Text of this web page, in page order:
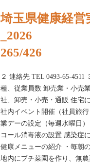
埼玉県健康経営
_2026
265/426
２ 連絡先 TEL 0493-65-4511
種、従業員数 卸売業・小売
社、卸売・小売・通販 住宅
社内イベント開催（社員旅
業デーの設定（毎週水曜日
コール消毒液の設置 感染症
健康メニューの紹介 ・毎朝
地内にプチ菜園を作り、無